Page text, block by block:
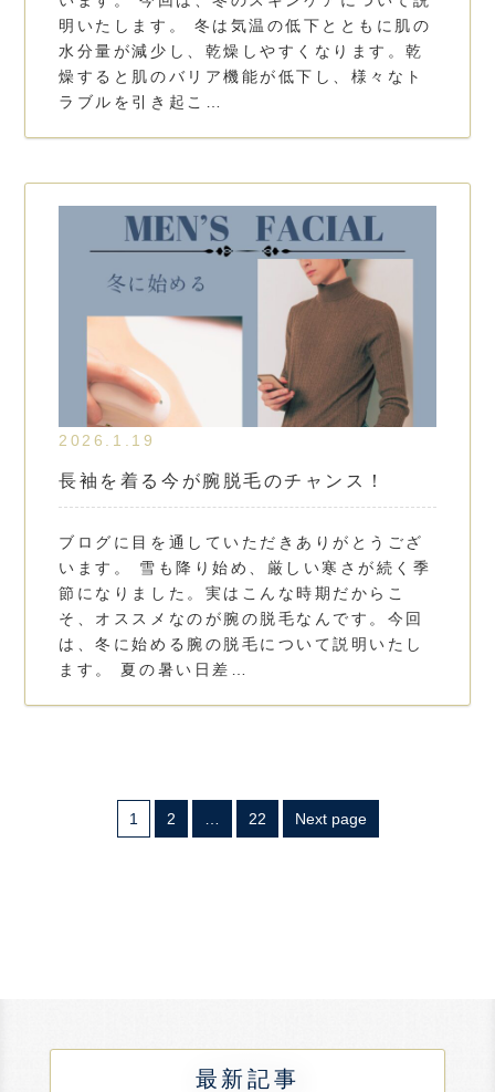
明いたします。 冬は気温の低下とともに肌の
水分量が減少し、乾燥しやすくなります。乾
燥すると肌のバリア機能が低下し、様々なト
ラブルを引き起こ…
2026.1.19
長袖を着る今が腕脱毛のチャンス！
ブログに目を通していただきありがとうござ
います。 雪も降り始め、厳しい寒さが続く季
節になりました。実はこんな時期だからこ
そ、オススメなのが腕の脱毛なんです。今回
は、冬に始める腕の脱毛について説明いたし
ます。 夏の暑い日差…
1 2 22 Next page
最新記事